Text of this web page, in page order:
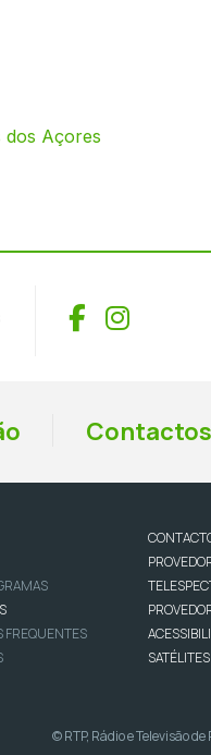
dos Açores
Facebook
Contactos
FREQUENTES
SATÉLITES
© RTP, Rádio e Televisão